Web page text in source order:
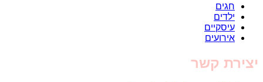
חגים
ילדים
עיסקיים
אירועים
יצירת קשר